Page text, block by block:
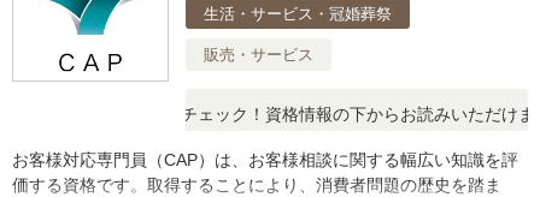
生活・サービス・冠婚葬祭
販売・サービス
コミや体験談をチェック！資格情報の下からお読みいただけます。
お客様対応専門員（CAP）は、お客様相談に関する幅広い知識を評
価する資格です。取得することにより、消費者問題の歴史を踏ま